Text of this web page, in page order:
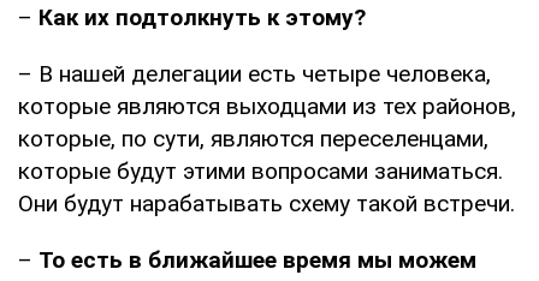
– Как их подтолкнуть к этому?
– В нашей делегации есть четыре человека,
которые являются выходцами из тех районов,
которые, по сути, являются переселенцами,
которые будут этими вопросами заниматься.
Они будут нарабатывать схему такой встречи.
– То есть в ближайшее время мы можем